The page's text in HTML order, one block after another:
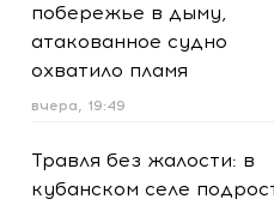
побережье в дыму,
атакованное судно
охватило пламя
вчера, 19:49
Травля без жалости: в
кубанском селе